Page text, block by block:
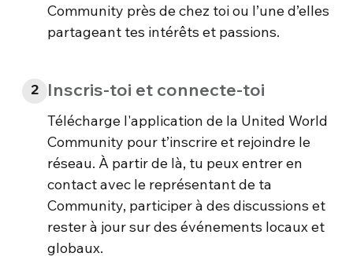
Community près de chez toi ou l’une d’elles
partageant tes intérêts et passions.
2 Inscris-toi et connecte-toi
Télécharge l'application de la United World
Community pour t’inscrire et rejoindre le
réseau. À partir de là, tu peux entrer en
contact avec le représentant de ta
Community, participer à des discussions et
rester à jour sur des événements locaux et
globaux.